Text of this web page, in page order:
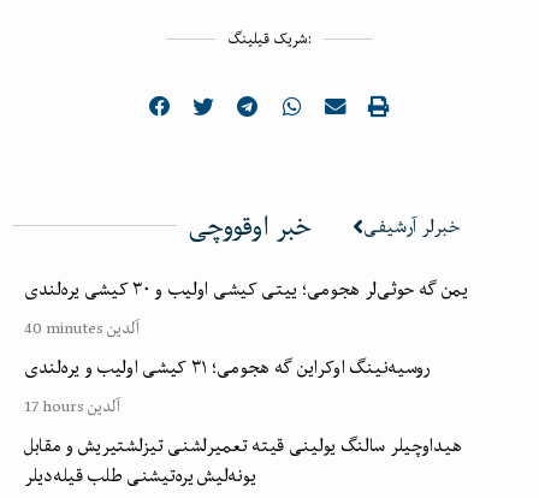
شریک قیلینگ:
خبر اوقووچی
خبرلر آرشیفی
یمن گه حوثی‌لر هجومی؛ ییتی کیشی اولیب و ۳۰ کیشی یره‌لندی
40 minutes آلدین
روسیه‌نینگ اوکراین گه هجومی؛ ۳۱ کیشی اولیب و یره‌لندی
17 hours آلدین
هیداوچیلر سالنگ یولینی قیته تعمیرلشنی تیزلشتیریش و مقابل
یونه‌لیش یره‌تیشنی طلب قیله‌دیلر